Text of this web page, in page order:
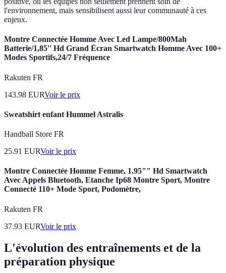
l'environnement, mais sensibilisent aussi leur communauté à ces
enjeux.
Montre Connectée Homme Avec Led Lampe/800Mah
Batterie/1,85'' Hd Grand Écran Smartwatch Homme Avec 100+
Modes Sportifs,24/7 Fréquence
Rakuten FR
143.98 EURVoir le prix
Sweatshirt enfant Hummel Astralis
Handball Store FR
25.91 EURVoir le prix
Montre Connectée Homme Femme, 1.95"" Hd Smartwatch
Avec Appels Bluetooth, Etanche Ip68 Montre Sport, Montre
Connecté 110+ Mode Sport, Podomètre,
Rakuten FR
37.93 EURVoir le prix
L'évolution des entraînements et de la
préparation physique